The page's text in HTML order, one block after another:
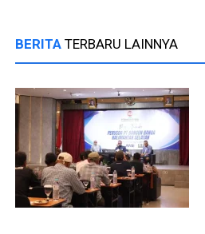
BERITA TERBARU LAINNYA